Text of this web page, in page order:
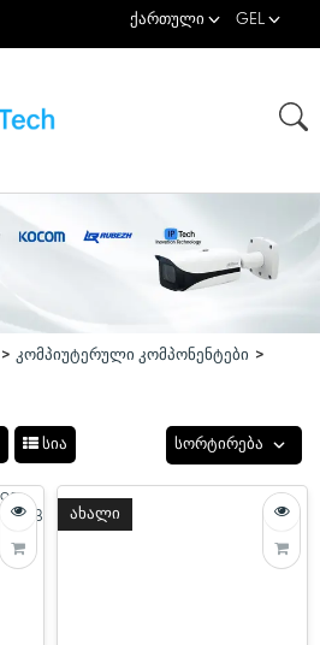
ქართული GEL
კომპიუტერული კომპონენტები
სია სორტირება
ახალი